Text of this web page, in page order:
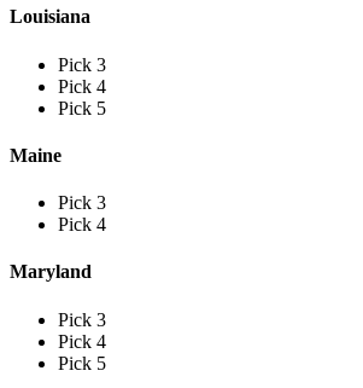
Louisiana
Pick 3
Pick 4
Pick 5
Maine
Pick 3
Pick 4
Maryland
Pick 3
Pick 4
Pick 5